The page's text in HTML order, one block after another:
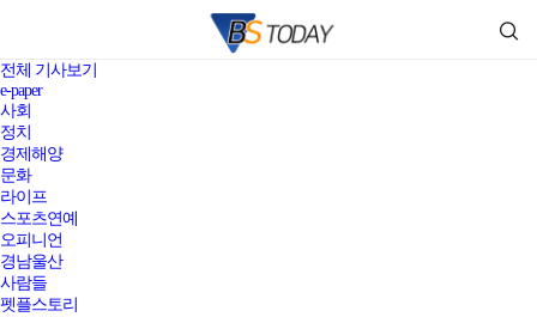
전체 기사보기
e-paper
사회
정치
경제해양
문화
라이프
스포츠연예
오피니언
경남울산
사람들
펫플스토리